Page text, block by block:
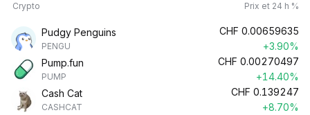
Crypto Prix et 24 h %
Pudgy Penguins
PENGU
CHF 0.00659635
+3.90%
Pump.fun
PUMP
CHF 0.00270497
+14.40%
Cash Cat
CASHCAT
CHF 0.139247
+8.70%